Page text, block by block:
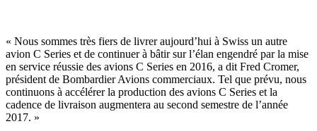
« Nous sommes très fiers de livrer aujourd’hui à Swiss un autre
avion C Series et de continuer à bâtir sur l’élan engendré par la mise
en service réussie des avions C Series en 2016, a dit Fred Cromer,
président de Bombardier Avions commerciaux. Tel que prévu, nous
continuons à accélérer la production des avions C Series et la
cadence de livraison augmentera au second semestre de l’année
2017. »